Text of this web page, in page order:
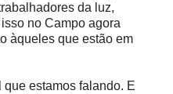
da luz,
no Campo agora
àqueles que estão em
estamos falando. E